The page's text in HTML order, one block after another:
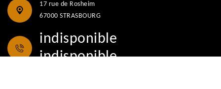
17 rue de Rosheim
67000 STRASBOURG
indisponible
indisponible